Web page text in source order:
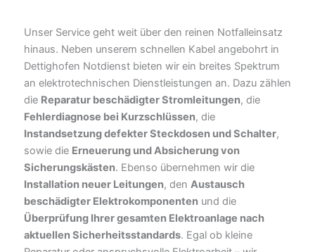
Unser Service geht weit über den reinen Notfalleinsatz
hinaus. Neben unserem schnellen Kabel angebohrt in
Dettighofen Notdienst bieten wir ein breites Spektrum
an elektrotechnischen Dienstleistungen an. Dazu zählen
die Reparatur beschädigter Stromleitungen, die
Fehlerdiagnose bei Kurzschlüssen, die
Instandsetzung defekter Steckdosen und Schalter,
sowie die Erneuerung und Absicherung von
Sicherungskästen. Ebenso übernehmen wir die
Installation neuer Leitungen, den Austausch
beschädigter Elektrokomponenten und die
Überprüfung Ihrer gesamten Elektroanlage nach
aktuellen Sicherheitsstandards. Egal ob kleine